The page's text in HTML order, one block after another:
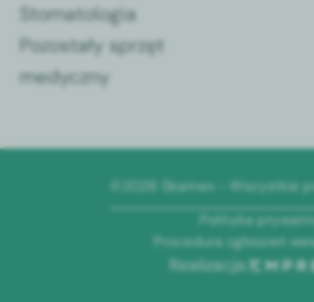
Stomatologia
Pozostały sprzęt
medyczny
©2026 Skamex - Wszystkie
Polityka
Procedura zgłoszeń
Realizacja: